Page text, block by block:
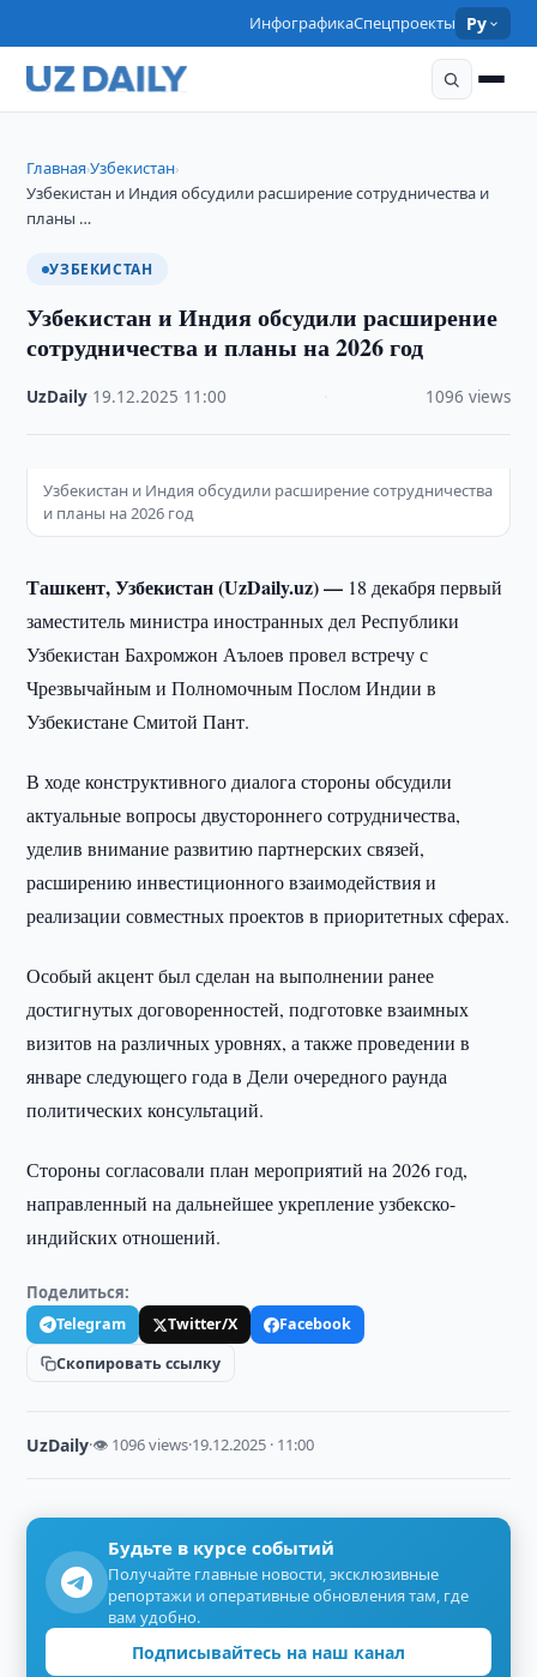
ИнфографикаСпецпроекты Ру
Главная›Узбекистан›
Узбекистан и Индия обсудили расширение сотрудничества и
планы …
УЗБЕКИСТАН
Узбекистан и Индия обсудили расширение
сотрудничества и планы на 2026 год
UzDaily 19.12.2025 11:00 1096 views
Узбекистан и Индия обсудили расширение сотрудничества
и планы на 2026 год
Ташкент, Узбекистан (UzDaily.uz) — 18 декабря первый
заместитель министра иностранных дел Республики
Узбекистан Бахромжон Аълоев провел встречу с
Чрезвычайным и Полномочным Послом Индии в
Узбекистане Смитой Пант.
В ходе конструктивного диалога стороны обсудили
актуальные вопросы двустороннего сотрудничества,
уделив внимание развитию партнерских связей,
расширению инвестиционного взаимодействия и
реализации совместных проектов в приоритетных сферах.
Особый акцент был сделан на выполнении ранее
достигнутых договоренностей, подготовке взаимных
визитов на различных уровнях, а также проведении в
январе следующего года в Дели очередного раунда
политических консультаций.
Стороны согласовали план мероприятий на 2026 год,
направленный на дальнейшее укрепление узбекско-
индийских отношений.
Поделиться:
Telegram Twitter/X
Facebook
Скопировать ссылку
UzDaily·👁 1096 views·19.12.2025 · 11:00
Будьте в курсе событий
Получайте главные новости, эксклюзивные
репортажи и оперативные обновления там, где
вам удобно.
Подписывайтесь на наш канал